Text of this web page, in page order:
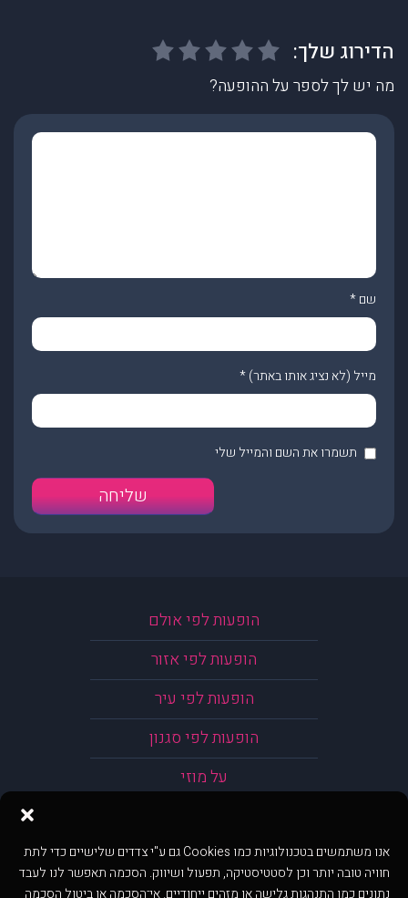
אנו משתמשים בטכנולוגיות כמו Cookies גם ע"י צדדים שלישיים כדי לתת
חוויה טובה יותר וכן לסטטיסטיקה, תפעול ושיווק. הסכמה תאפשר לנו לעבד
נתונים כמו התנהגות גלישה או מזהים ייחודיים. אי־הסכמה או ביטול הסכמה
מה יש לך לספר על ההופעה?
שם*
מייל (לא נציג אותו באתר)*
תשמרו את השם והמייל שלי
הופעות לפי אולם
הופעות לפי אזור
הופעות לפי עיר
הופעות לפי סגנון
על מוזי